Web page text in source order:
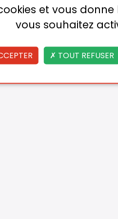
et vous
vous souhaitez
TOUT REFUSER